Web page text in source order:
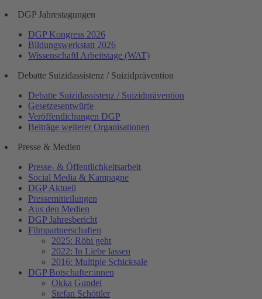
DGP Jahrestagungen
DGP Kongress 2026
Bildungswerkstatt 2026
Wissenschaftl Arbeitstage (WAT)
Debatte Suizidassistenz / Suizidprävention
Debatte Suizidassistenz / Suizidprävention
Gesetzesentwürfe
Veröffentlichungen DGP
Beiträge weiterer Organisationen
Presse & Medien
Presse- & Öffentlichkeitsarbeit
Social Media & Kampagne
DGP Aktuell
Pressemitteilungen
Aus den Medien
DGP Jahresbericht
Filmpartnerschaften
2025: Röbi geht
2022: In Liebe lassen
2016: Multiple Schicksale
DGP Botschafter:innen
Okka Gundel
Stefan Schöttler